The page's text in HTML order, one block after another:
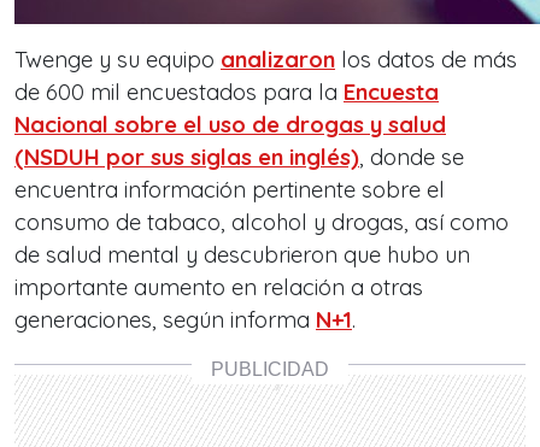
Twenge y su equipo analizaron los datos de más
de 600 mil encuestados para la Encuesta
Nacional sobre el uso de drogas y salud
(NSDUH por sus siglas en inglés), donde se
encuentra información pertinente sobre el
consumo de tabaco, alcohol y drogas, así como
de salud mental y descubrieron que hubo un
importante aumento en relación a otras
generaciones, según informa N+1.